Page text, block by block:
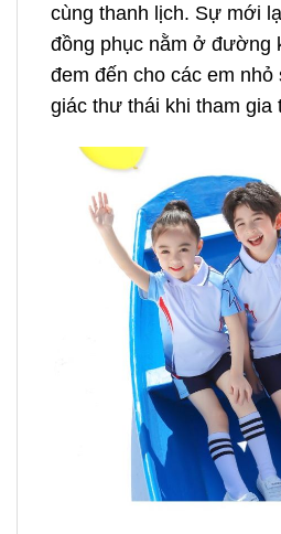
cùng thanh lịch. Sự mới
đồng phục nằm ở đường
đem đến cho các em
giác thư thái khi tham gia